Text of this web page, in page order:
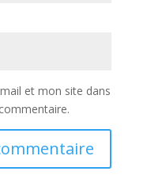
et mon site dans